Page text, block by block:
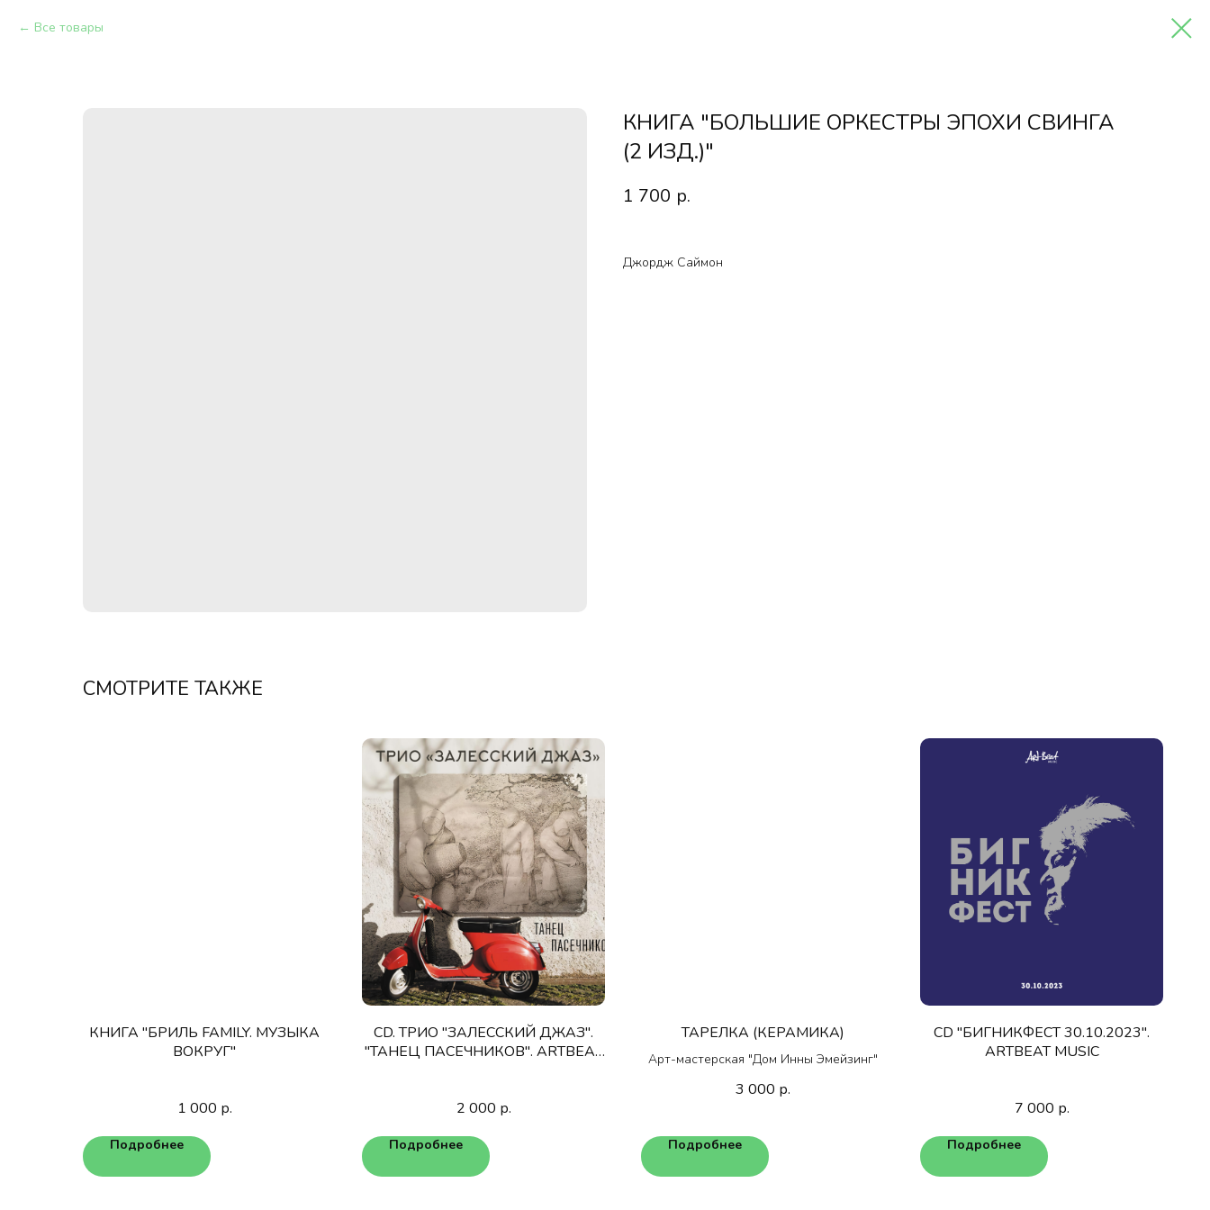
Все товары
КНИГА "БОЛЬШИЕ ОРКЕСТРЫ ЭПОХИ СВИНГА
(2 ИЗД.)"
1 700 р.
Джордж Саймон
СМОТРИТЕ ТАКЖЕ
КНИГА "БРИЛЬ FAMILY. МУЗЫКА
ВОКРУГ"
1 000 р.
Подробнее
CD. ТРИО "ЗАЛЕССКИЙ ДЖАЗ".
"ТАНЕЦ ПАСЕЧНИКОВ". ARTBEAT
2 000 р.
Подробнее
ТАРЕЛКА (КЕРАМИКА)
Арт-мастерская "Дом Инны Эмейзинг"
3 000 р.
Подробнее
CD "БИГНИКФЕСТ 30.10.2023".
ARTBEAT MUSIC
7 000 р.
Подробнее